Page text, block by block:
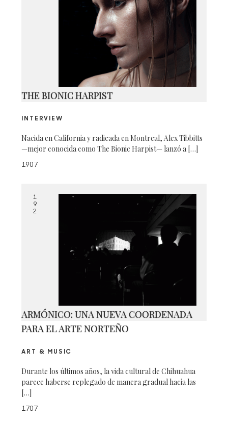
THE BIONIC HARPIST
INTERVIEW
Nacida en California y radicada en Montreal, Alex Tibbitts
—mejor conocida como The Bionic Harpist— lanzó a […]
1907
1
9
2
ARMÓNICO: UNA NUEVA COORDENADA
PARA EL ARTE NORTEÑO
ART & MUSIC
Durante los últimos años, la vida cultural de Chihuahua
parece haberse replegado de manera gradual hacia las
[…]
1707